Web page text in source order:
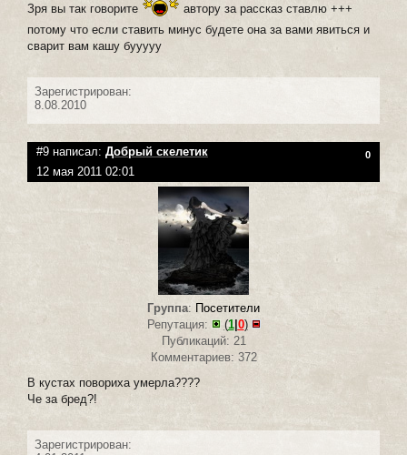
Зря вы так говорите
автору за рассказ ставлю +++
потому что если ставить минус будете она за вами явиться и
сварит вам кашу бууууу
Зарегистрирован:
8.08.2010
#9 написал: Добрый скелетик 0
12 мая 2011 02:01
Группа: Посетители
Репутация:
(1| 0)
Публикаций: 21
Комментариев: 372
В кустах повориха умерла????
Че за бред?!
Зарегистрирован: